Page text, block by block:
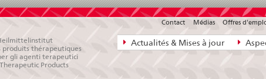
Navigation
directe:
Actualités & Mises à jour
Contact Médias Offres
produits thérapeutiques
gli agenti terapeutici
Products